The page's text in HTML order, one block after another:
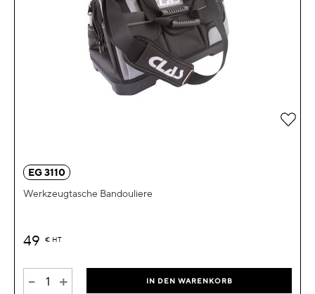
EG 3110
Werkzeugtasche Bandouliere
49 € HT
- + IN DEN WARENKORB
Zur